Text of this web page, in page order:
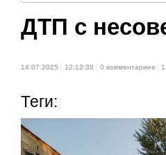
ДТП с
14.07.2025 12:13:38 0 комментариев
Теги: